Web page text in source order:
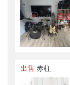
出售 赤柱